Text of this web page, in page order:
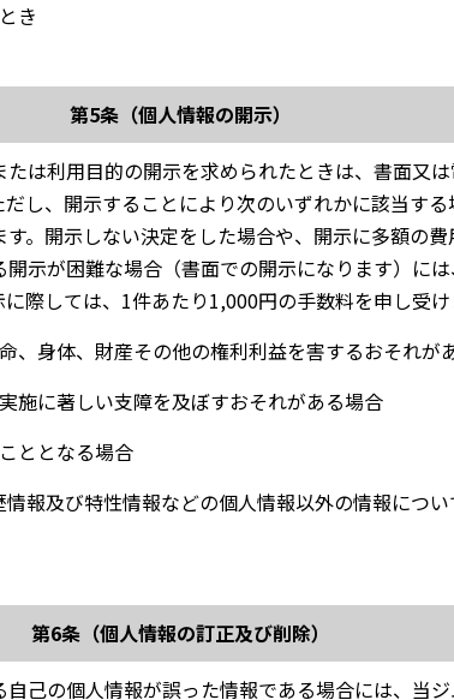
き
第5条（個人情報の開示）
は利用目的の開示を求められたときは、書面又
し、開示することにより次のいずれかに該当す
。開示しない決定をした場合や、開示に多額の
示が困難な場合（書面での開示になります）に
際しては、1件あたり1,000円の手数料を申し受け
、身体、財産その他の権利利益を害するおそれが
施に著しい支障を及ぼすおそれがある場合
ととなる場合
報及び特性情報などの個人情報以外の情報につ
第6条（個人情報の訂正及び削除）
己の個人情報が誤った情報である場合には、当